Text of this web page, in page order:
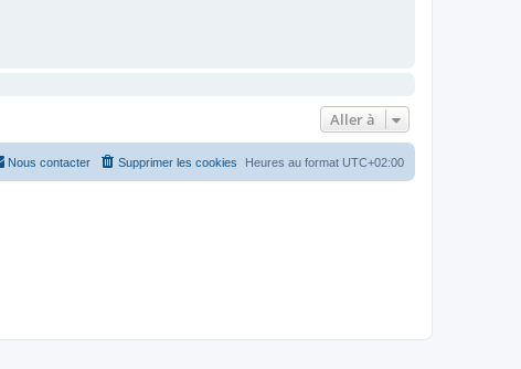
Aller à
Heures au format UTC+02:00
Supprimer les cookies
Nous contacter